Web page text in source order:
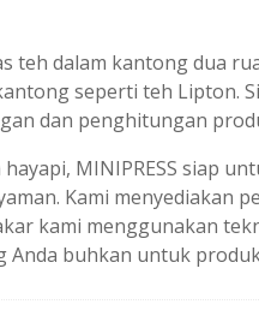
teh dalam kantong dua
seperti teh Lipton.
dan penghitungan
MINIPRESS siap
Kami menyediakan
kami menggunakan
Anda buhkan untuk